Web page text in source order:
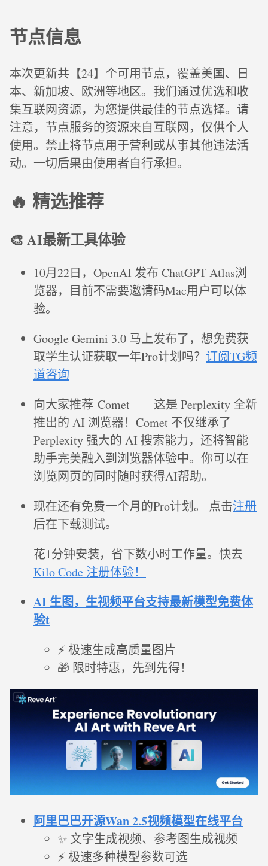
节点信息
本次更新共【24】个可用节点，覆盖美国、日
本、新加坡、欧洲等地区。我们通过优选和收
集互联网资源，为您提供最佳的节点选择。请
注意，节点服务的资源来自互联网，仅供个人
使用。禁止将节点用于营利或从事其他违法活
动。一切后果由使用者自行承担。
🔥 精选推荐
🎨 AI最新工具体验
10月22日，OpenAI 发布 ChatGPT Atlas浏
览器，目前不需要邀请码Mac用户可以体
验。
Google Gemini 3.0 马上发布了，想免费获
取学生认证获取一年Pro计划吗？ 订阅TG频
道咨询
向大家推荐 Comet——这是 Perplexity 全新
推出的 AI 浏览器！Comet 不仅继承了
Perplexity 强大的 AI 搜索能力，还将智能
助手完美融入到浏览器体验中。你可以在
浏览网页的同时随时获得AI帮助。
现在还有免费一个月的Pro计划。 点击注册
后在下载测试。
花1分钟安装，省下数小时工作量。快去
Kilo Code 注册体验！
AI 生图，生视频平台支持最新模型免费体
验t
⚡ 极速生成高质量图片
🎁 限时特惠，先到先得！
阿里巴巴开源Wan 2.5视频模型在线平台
✨ 文字生成视频、参考图生成视频
⚡ 极速多种模型参数可选